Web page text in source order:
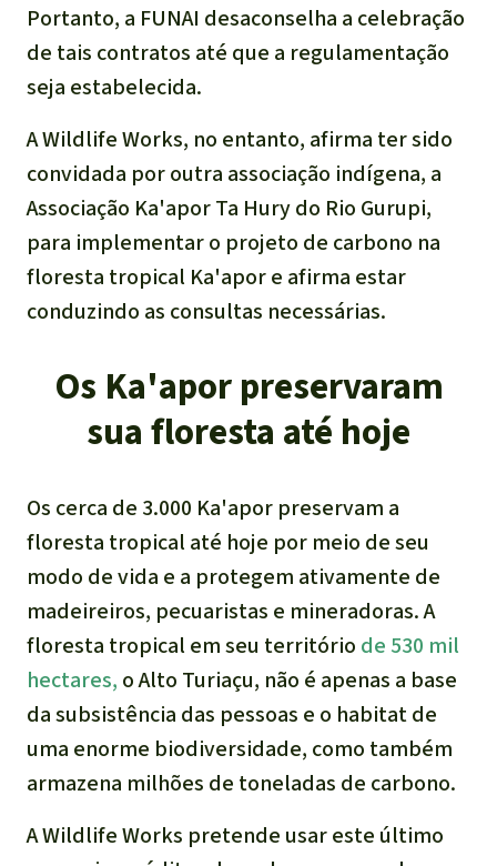
Portanto, a FUNAI desaconselha a celebração
de tais contratos até que a regulamentação
seja estabelecida.
A Wildlife Works, no entanto, afirma ter sido
convidada por outra associação indígena, a
Associação Ka'apor Ta Hury do Rio Gurupi,
para implementar o projeto de carbono na
floresta tropical Ka'apor e afirma estar
conduzindo as consultas necessárias.
Os Ka'apor preservaram
sua floresta até hoje
Os cerca de 3.000 Ka'apor preservam a
floresta tropical até hoje por meio de seu
modo de vida e a protegem ativamente de
madeireiros, pecuaristas e mineradoras. A
floresta tropical em seu território de 530 mil
hectares, o Alto Turiaçu, não é apenas a base
da subsistência das pessoas e o habitat de
uma enorme biodiversidade, como também
armazena milhões de toneladas de carbono.
A Wildlife Works pretende usar este último